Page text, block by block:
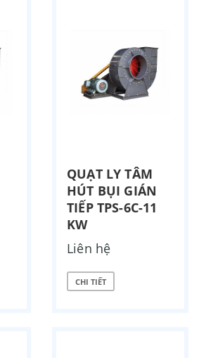
QUẠT LY TÂM
HÚT BỤI GIÁN
TIẾP TPS-6C-11
KW
Liên hệ
CHI TIẾT